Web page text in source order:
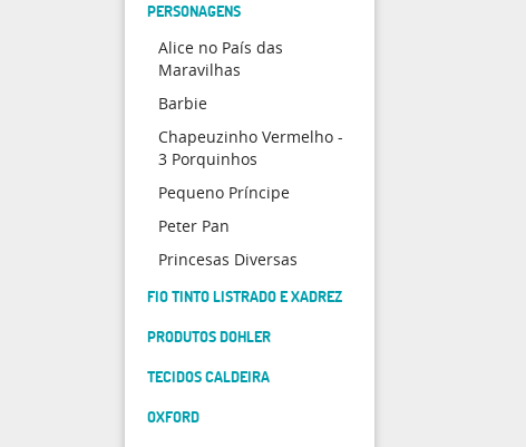
PERSONAGENS
Alice no País das
Maravilhas
Barbie
Chapeuzinho Vermelho -
3 Porquinhos
Pequeno Príncipe
Peter Pan
Princesas Diversas
FIO TINTO LISTRADO E XADREZ
PRODUTOS DOHLER
TECIDOS CALDEIRA
OXFORD